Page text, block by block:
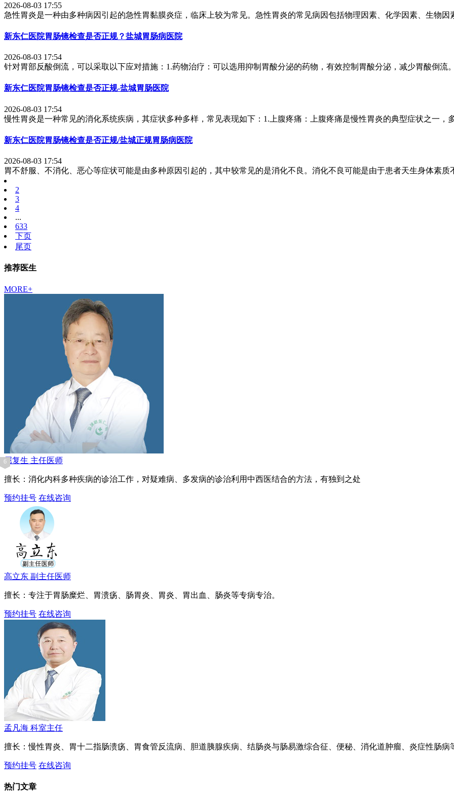
2026-08-03 17:55
急性胃炎是一种由多种病因引起的急性胃黏膜炎症，临床上较为常见。急性胃炎的常见病因包括物理因素、化学因素、生物
新东仁医院胃肠镜检查是否正规？盐城胃肠病医院
2026-08-03 17:54
针对胃部反酸倒流，可以采取以下应对措施：1.药物治疗：可以选用抑制胃酸分泌的药物，有效控制胃酸分泌，减少胃酸倒流
新东仁医院胃肠镜检查是否正规-盐城胃肠医院
2026-08-03 17:54
慢性胃炎是一种常见的消化系统疾病，其症状多种多样，常见表现如下：1.上腹疼痛：上腹疼痛是慢性胃炎的典型症状之一，
新东仁医院胃肠镜检查是否正规/盐城正规胃肠病医院
2026-08-03 17:54
胃不舒服、不消化、恶心等症状可能是由多种原因引起的，其中较常见的是消化不良。消化不良可能是由于患者天生身体素
2
3
4
...
633
下页
尾页
推荐医生
MORE+
屈复生 主任医师
擅长：消化内科多种疾病的诊治工作，对疑难病、多发病的诊治利用中西医结合的方法，有独到之处
预约挂号 在线咨询
高立东 副主任医师
擅长：专注于胃肠糜烂、胃溃疡、肠胃炎、胃炎、胃出血、肠炎等专病专治。
预约挂号 在线咨询
孟凡海 科室主任
擅长：慢性胃炎、胃十二指肠溃疡、胃食管反流病、胆道胰腺疾病、结肠炎与肠易激综合征、便秘、消化道肿瘤、炎症性肠病
预约挂号 在线咨询
热门文章
1
2
3
4
5
6